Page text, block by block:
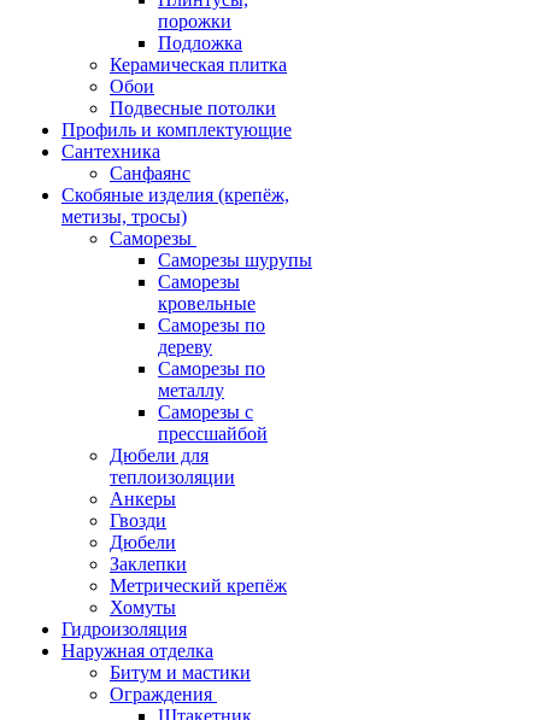
порожки
Подложка
Керамическая плитка
Обои
Подвесные потолки
Профиль и комплектующие
Сантехника
Санфаянс
Скобяные изделия (крепёж,
метизы, тросы)
Саморезы
Саморезы шурупы
Саморезы
кровельные
Саморезы по
дереву
Саморезы по
металлу
Саморезы с
прессшайбой
Дюбели для
теплоизоляции
Анкеры
Гвозди
Дюбели
Заклепки
Метрический крепёж
Хомуты
Гидроизоляция
Наружная отделка
Битум и мастики
Ограждения
Штакетник